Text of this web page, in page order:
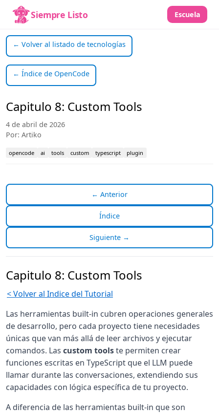
Siempre Listo Escuela
← Volver al listado de tecnologías
← Índice de OpenCode
Capitulo 8: Custom Tools
4 de abril de 2026
Por: Artiko
opencode ai tools custom typescript plugin
← Anterior
Índice
Siguiente →
Capitulo 8: Custom Tools
< Volver al Indice del Tutorial
Las herramientas built-in cubren operaciones generales
de desarrollo, pero cada proyecto tiene necesidades
únicas que van más allá de leer archivos y ejecutar
comandos. Las custom toolste permiten crear
funciones escritas en TypeScript que el LLM puede
llamar durante las conversaciones, extendiendo sus
capacidades con lógica específica de tu proyecto.
A diferencia de las herramientas built-in que son